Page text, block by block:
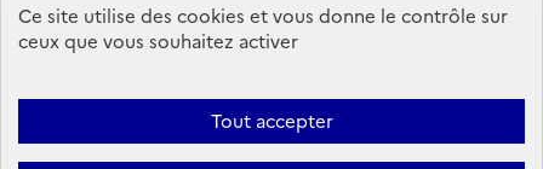
MENTIONS LÉGALES
CONDITIONS GÉNÉRALES DE VENTE
CONDITIONS GENERALES
Ce site utilise des cookies et vous donne le contrôle sur
ceux que vous souhaitez activer
Tout accepter